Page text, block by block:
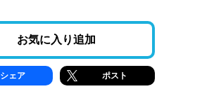
お気に入り追加
シェア ポスト